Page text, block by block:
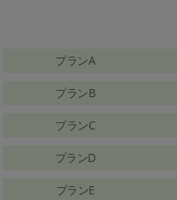
プランA
プランB
プランC
プランD
プランE